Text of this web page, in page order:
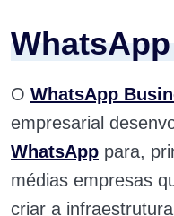
O WhatsApp
empresarial
WhatsApp para,
médias empresas
criar a